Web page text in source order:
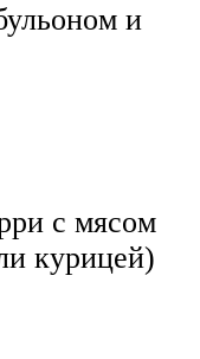
и
с мясом
курицей)